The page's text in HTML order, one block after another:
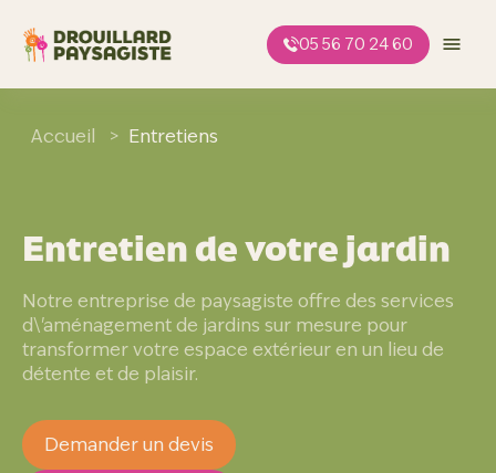
contenu
05 56 70 24 60
Accueil > Entretiens
Entretien de votre jardin
Notre entreprise de paysagiste offre des services
d\'aménagement de jardins sur mesure pour
transformer votre espace extérieur en un lieu de
détente et de plaisir.
Demander un devis